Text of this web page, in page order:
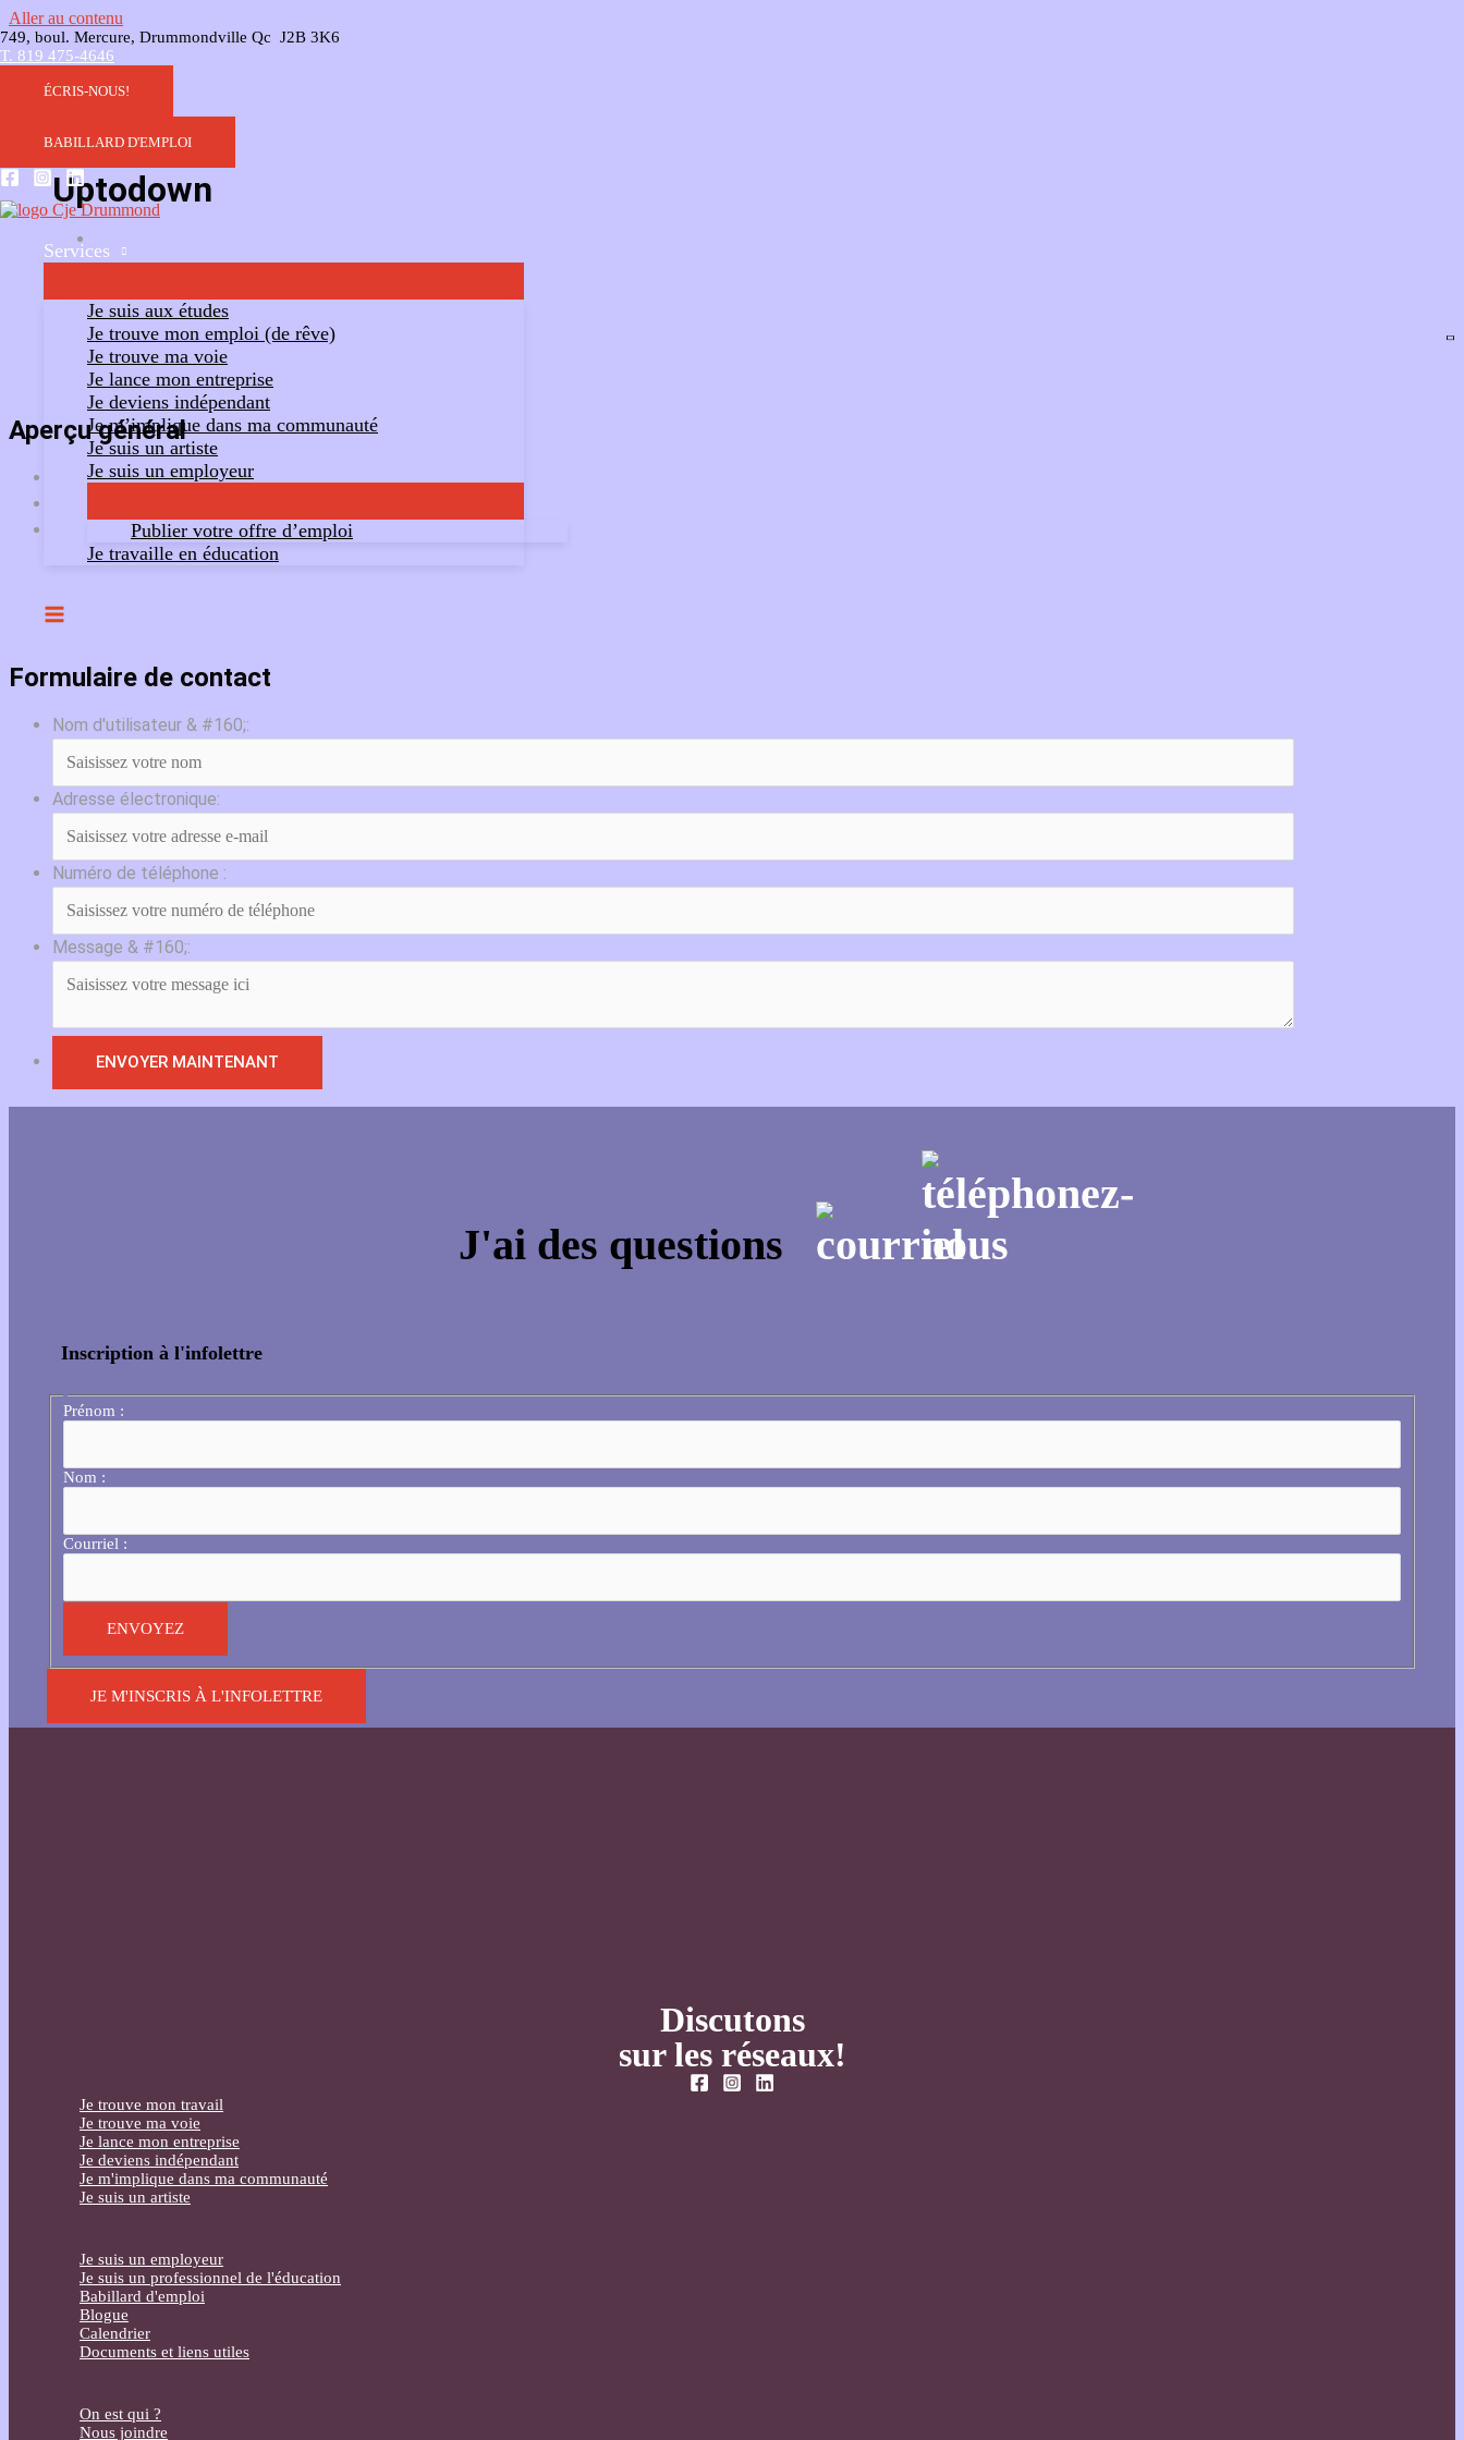
Aller au contenu
749, boul. Mercure, Drummondville Qc J2B 3K6
T. 819 475-4646
ÉCRIS-NOUS!
BABILLARD D'EMPLOI
Services
Je suis aux études
Je trouve mon emploi (de rêve)
Je trouve ma voie
Je lance mon entreprise
Je deviens indépendant
Je m’implique dans ma communauté
Je suis un artiste
Je suis un employeur
Publier votre offre d’emploi
Je travaille en éducation
Uptodown
Aperçu général
Formulaire de contact
Nom d'utilisateur & #160;:
Adresse électronique:
Numéro de téléphone :
Message & #160;:
J'ai des questions
Inscription à l'infolettre
Prénom :
Nom :
Courriel :
JE M'INSCRIS À L'INFOLETTRE
Discutons
sur les réseaux!
Je trouve mon travail
Je trouve ma voie
Je lance mon entreprise
Je deviens indépendant
Je m'implique dans ma communauté
Je suis un artiste
Je suis un employeur
Je suis un professionnel de l'éducation
Babillard d'emploi
Blogue
Calendrier
Documents et liens utiles
On est qui ?
Nous joindre